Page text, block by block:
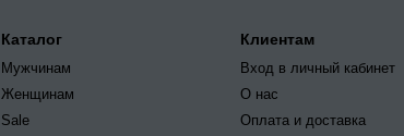
Каталог
Мужчинам
Женщинам
Sale
Клиентам
Вход в личный кабинет
О нас
Оплата и доставка